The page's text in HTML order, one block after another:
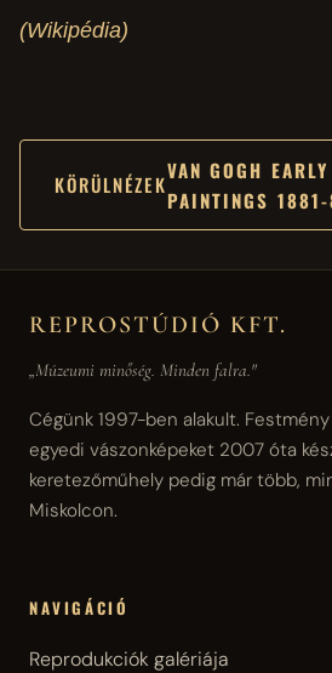
(Wikipédia)
KÖRÜLNÉZEK
VAN GOGH EARLY
PAINTINGS
REPROSTÚDIÓ KFT.
„Múzeumi minőség. Minden falra."
Cégünk 1997-ben alakult.
egyedi vászonképeket 2007 óta
keretezőműhely pedig már több,
Miskolcon.
NAVIGÁCIÓ
Reprodukciók galériája